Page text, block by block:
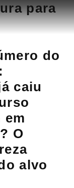
para
do
caiu
em
O
alvo